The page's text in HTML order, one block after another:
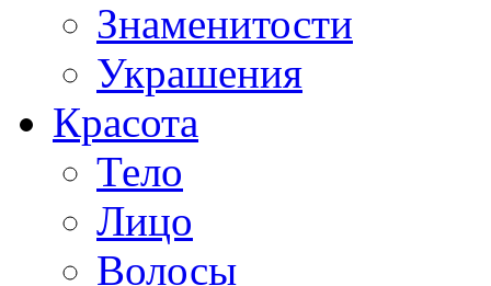
Знаменитости
Украшения
Красота
Тело
Лицо
Волосы